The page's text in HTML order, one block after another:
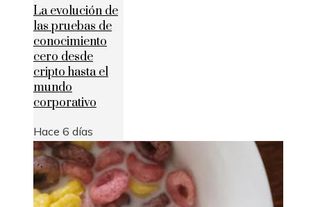
La evolución de
las pruebas de
conocimiento
cero desde
cripto hasta el
mundo
corporativo
Hace 6 días